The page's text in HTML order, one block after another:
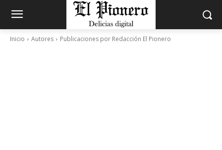
Inicio Autores Publicaciones por Redacción El Pionero